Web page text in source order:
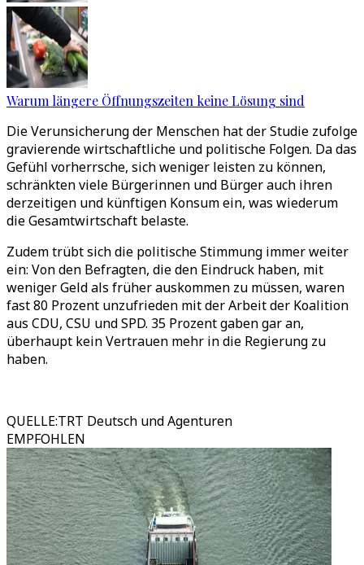
Warum längere Öffnungszeiten keine Lösung sind
Die Verunsicherung der Menschen hat der Studie zufolge
gravierende wirtschaftliche und politische Folgen. Da das
Gefühl vorherrsche, sich weniger leisten zu können,
schränkten viele Bürgerinnen und Bürger auch ihren
derzeitigen und künftigen Konsum ein, was wiederum
die Gesamtwirtschaft belaste.
Zudem trübt sich die politische Stimmung immer weiter
ein: Von den Befragten, die den Eindruck haben, mit
weniger Geld als früher auskommen zu müssen, waren
fast 80 Prozent unzufrieden mit der Arbeit der Koalition
aus CDU, CSU und SPD. 35 Prozent gaben gar an,
überhaupt kein Vertrauen mehr in die Regierung zu
haben.
QUELLE:TRT Deutsch und Agenturen
EMPFOHLEN